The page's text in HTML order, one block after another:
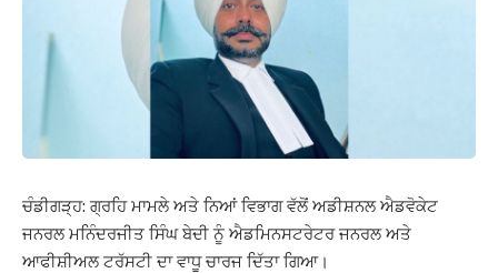
ਚੰਡੀਗੜ੍ਹ: ਗ੍ਰਹਿ ਮਾਮਲੇ ਅਤੇ ਨਿਆਂ ਵਿਭਾਗ ਵੱਲੋਂ ਅਡੀਸ਼ਨਲ ਐਡਵੋਕੇਟ
ਜਨਰਲ ਮਨਿੰਦਰਜੀਤ ਸਿੰਘ ਬੇਦੀ ਨੂੰ ਐਡਮਿਨਸਟਰੇਟਰ ਜਨਰਲ ਅਤੇ
ਆਫੀਸ਼ੀਅਲ ਟਰੱਸਟੀ ਦਾ ਵਾਧੂ ਚਾਰਜ ਦਿੱਤਾ ਗਿਆ।